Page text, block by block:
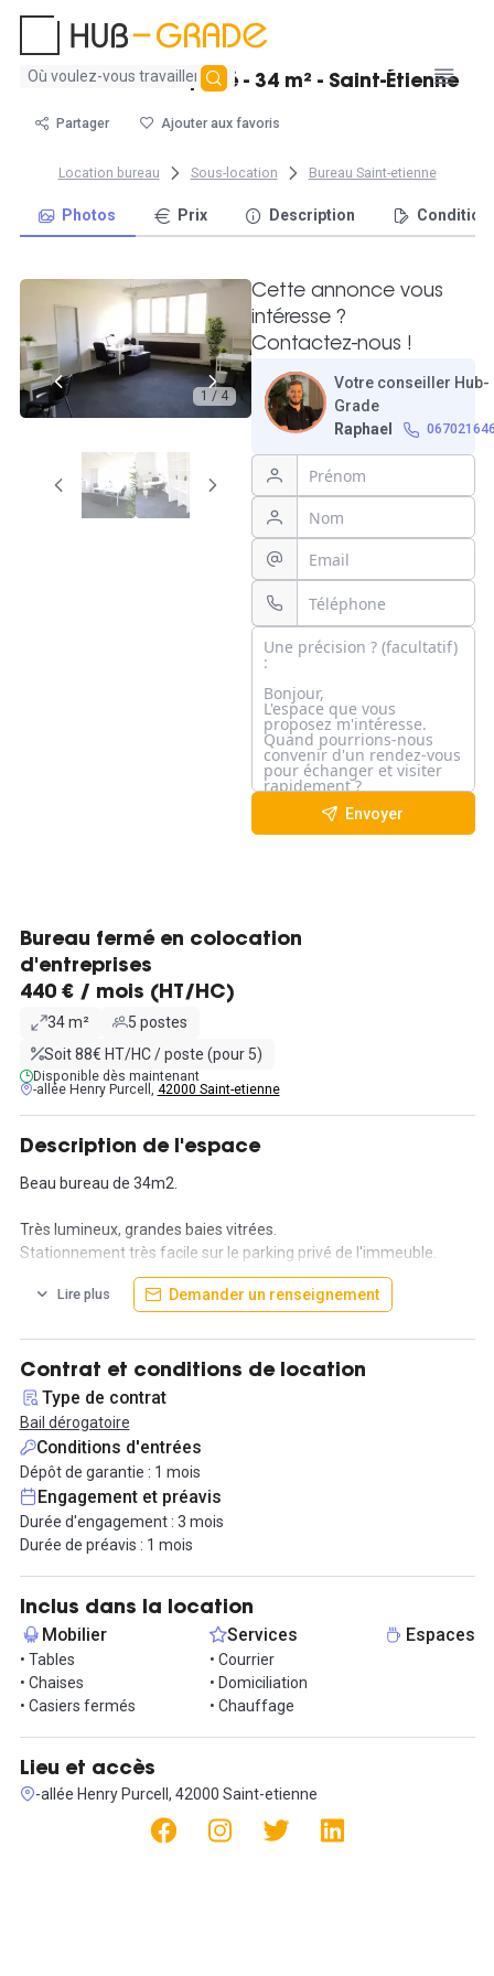
Aucun
trouvé
Beau bureau équipé - 34 m² - Saint-Étienne
Partager Ajouter aux favoris
Location bureau Sous-location Bureau Saint-etienne
Photos Prix Description
1 / 4
Cette annonce vous
intéresse ?
Contactez-nous !
Votre conseiller Hub-
Grade
Raphael
Envoyer
Bureau fermé en colocation
d'entreprises
440 € / mois (HT/HC)
34 m²
5 postes
Soit 88€ HT/HC / poste (pour 5)
Disponible dès maintenant
-allée Henry Purcell, 42000 Saint-etienne
Description de l'espace
Beau bureau de 34m2.
Très lumineux, grandes baies vitrées.
Stationnement très facile sur le parking privé de l'immeuble.
Cadre verdoyant et très calme.
Accès très facile 2mn sortie n°13 TECHNOPOLE MONTREYNAUD
Green Space.
Proche transports en communs.
Bureau fermé disponible à la location en bail 3/6/9, possibilité de
bail précaire.
Tarifs mensuels :
Loyer hors charges : 440€ HT sans TVA à rajouter..
Charges d'immeuble : 60 €
Provision d'électricité : 25 €
Provision de chauffage : 60 €
Disponible de suite.
Lire plus Demander un renseignement
Contrat et conditions de location
Type de contrat
Bail dérogatoire
Conditions d'entrées
Dépôt de garantie : 1 mois
Engagement et préavis
Durée d'engagement : 3 mois
Durée de préavis : 1 mois
Inclus dans la location
Mobilier
• Tables
• Chaises
• Casiers fermés
Services
• Courrier
• Domiciliation
• Chauffage
Espaces
Lieu et accès
-allée Henry Purcell, 42000 Saint-etienne